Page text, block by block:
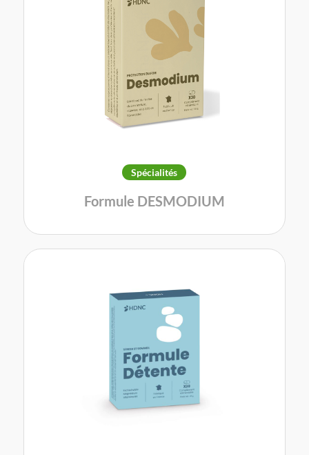
Spécialités
Formule DESMODIUM